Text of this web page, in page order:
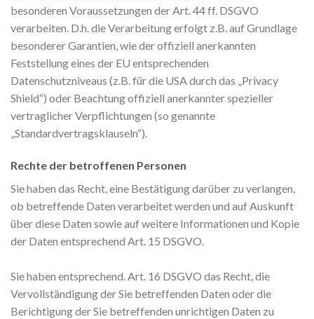
besonderen Voraussetzungen der Art. 44 ff. DSGVO
verarbeiten. D.h. die Verarbeitung erfolgt z.B. auf Grundlage
besonderer Garantien, wie der offiziell anerkannten
Feststellung eines der EU entsprechenden
Datenschutzniveaus (z.B. für die USA durch das „Privacy
Shield“) oder Beachtung offiziell anerkannter spezieller
vertraglicher Verpflichtungen (so genannte
„Standardvertragsklauseln“).
Rechte der betroffenen Personen
Sie haben das Recht, eine Bestätigung darüber zu verlangen,
ob betreffende Daten verarbeitet werden und auf Auskunft
über diese Daten sowie auf weitere Informationen und Kopie
der Daten entsprechend Art. 15 DSGVO.
Sie haben entsprechend. Art. 16 DSGVO das Recht, die
Vervollständigung der Sie betreffenden Daten oder die
Berichtigung der Sie betreffenden unrichtigen Daten zu